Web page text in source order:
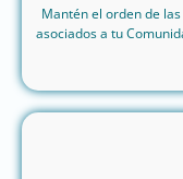
Mantén el orden de
asociados a tu